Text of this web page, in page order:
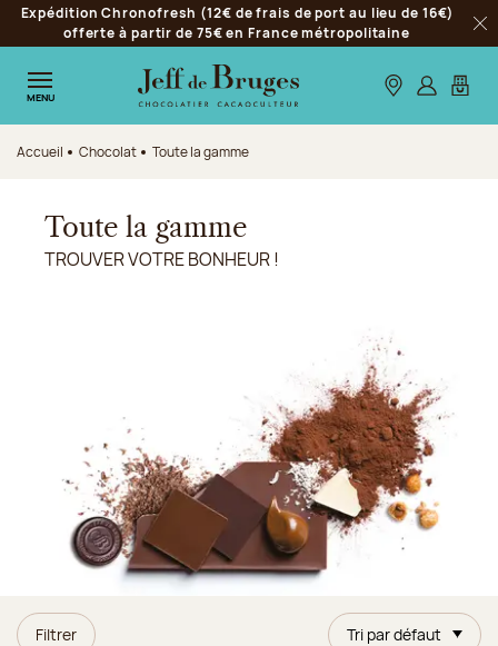
Aller à la navigation
Aller au contenu principal
Aller au pied de page
Expédition Chronofresh (12€ de frais de port au lieu de 16€)
offerte à partir de 75€ en France métropolitaine
MENU Nos boutiques
S’identifier
Mon
Accueil Chocolat Toute la gamme
Toute la gamme
TROUVER VOTRE BONHEUR !
Filtrer Tri par défaut